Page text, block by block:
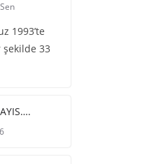
1993’te
şekilde 33